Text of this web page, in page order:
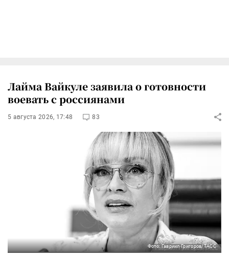
Лайма Вайкуле заявила о готовности
воевать с россиянами
5 августа 2026, 17:48 83
Фото: Гавриил Григоров/ТАСС